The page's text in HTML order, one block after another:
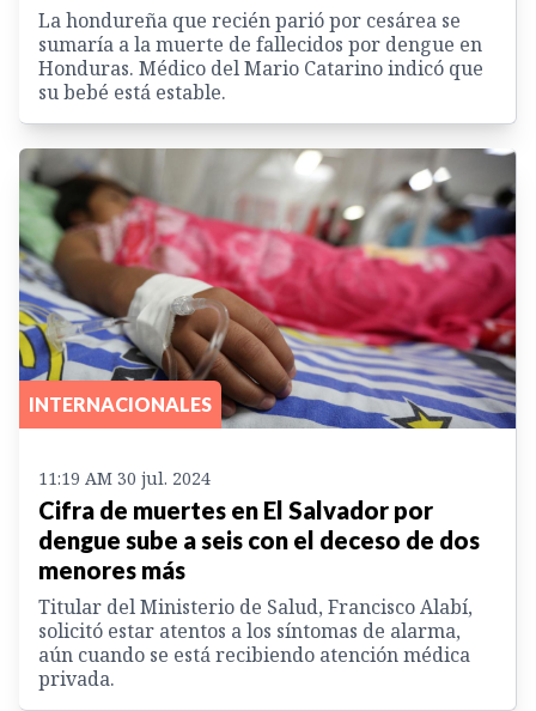
La hondureña que recién parió por cesárea se
sumaría a la muerte de fallecidos por dengue en
Honduras. Médico del Mario Catarino indicó que
su bebé está estable.
INTERNACIONALES
11:19 AM 30 jul. 2024
Cifra de muertes en El Salvador por
dengue sube a seis con el deceso de dos
menores más
Titular del Ministerio de Salud, Francisco Alabí,
solicitó estar atentos a los síntomas de alarma,
aún cuando se está recibiendo atención médica
privada.